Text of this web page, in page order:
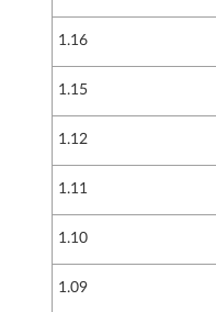
1.16
1.15
1.12
1.11
1.10
1.09